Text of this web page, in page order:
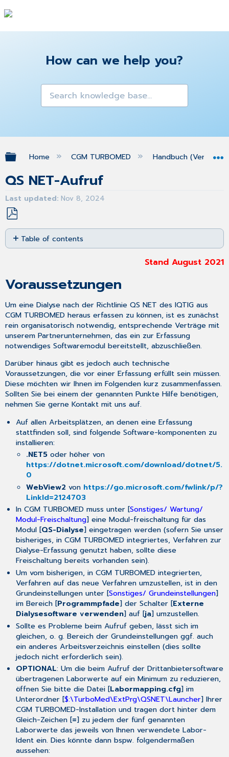
How can we help you?
Expand/collapse global hierarchy
Home CGM TURBOMED Handbuch (Version
QS NET-Aufruf
Last updated Nov 8, 2024
Save
as
PDF
Table of contents
Erfassungssoftware
Dokumentation
in
CGM
TURBOMED
Stand August 2021
Voraussetzungen
Um eine Dialyse nach der Richtlinie QS NET des IQTIG aus
CGM TURBOMED heraus erfassen zu können, ist es zunächst
rein organisatorisch notwendig, entsprechende Verträge mit
unserem Partnerunternehmen, das ein zur Erfassung
notwendiges Softwaremodul bereitstellt, abzuschließen.
Darüber hinaus gibt es jedoch auch technische
Voraussetzungen, die vor einer Erfassung erfüllt sein müssen.
Diese möchten wir Ihnen im Folgenden kurz zusammenfassen.
Sollten Sie bei einem der genannten Punkte Hilfe benötigen,
nehmen Sie gerne Kontakt mit uns auf.
Auf allen Arbeitsplätzen, an denen eine Erfassung
stattfinden soll, sind folgende Software-komponenten zu
installieren:
.NET5oder höher von
https://dotnet.microsoft.com/download/dotnet/5.
0
WebView2 von https://go.microsoft.com/fwlink/p/?
LinkId=2124703
In CGM TURBOMEDmuss unter [Sonstiges/ Wartung/
Modul-Freischaltung] eine Modul-freischaltung für das
Modul [QS-Dialyse] eingetragen werden (sofern Sie unser
bisheriges, in CGM TURBOMEDintegriertes, Verfahren zur
Dialyse-Erfassung genutzt haben, sollte diese
Freischaltung bereits vorhanden sein).
Um vom bisherigen, in CGM TURBOMEDintegrierten,
Verfahren auf das neue Verfahren umzustellen, ist in den
Grundeinstellungen unter [Sonstiges/ Grundeinstellungen]
im Bereich [Programmpfade] der Schalter [Externe
Dialysesoftware verwenden] auf [ja] umzustellen.
Sollte es Probleme beim Aufruf geben, lässt sich im
gleichen, o. g. Bereich der Grundeinstellungen ggf. auch
ein anderes Arbeitsverzeichnis einstellen (dies sollte
jedoch nicht erforderlich sein).
OPTIONAL: Um die beim Aufruf der Drittanbietersoftware
übertragenen Laborwerte auf ein Minimum zu reduzieren,
öffnen Sie bitte die Datei [Labormapping.cfg] im
Unterordner [$:\TurboMed\ExtPrg\QSNET\Launcher] Ihrer
CGM TURBOMED-Installation und tragen dort hinter dem
Gleich-Zeichen [=] zu jedem der fünf genannten
Laborwerte das jeweils von Ihnen verwendete Labor-
Ident ein. Dies könnte dann bspw. folgendermaßen
aussehen: